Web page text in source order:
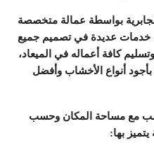
بواسطة عمالة متخصصة
خدمات عديدة في تصميم جميع
كافة أعماله في الميعاد،
أنواع الأخشاب وأفضل
مع مساحة المكان وحسب
بها: